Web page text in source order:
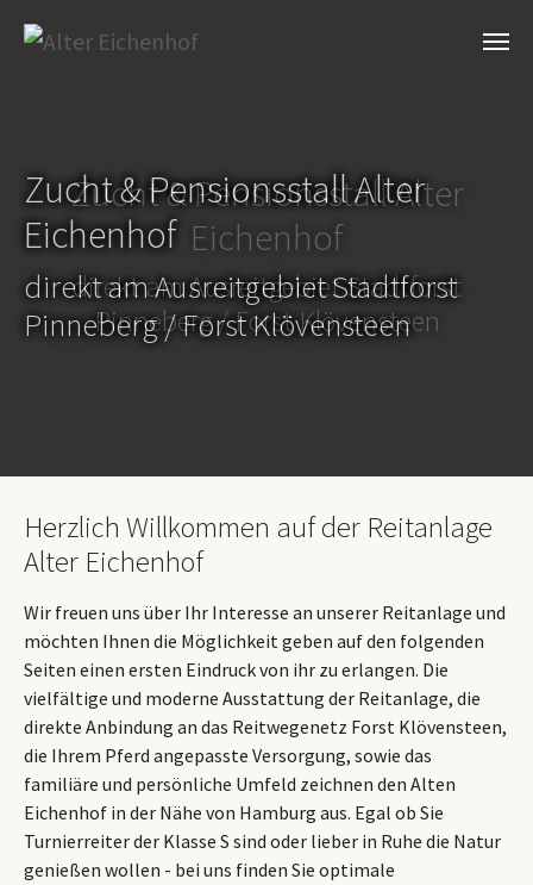
Zucht & Pensionsstall Alter
Eichenhof
direkt am Ausreitgebiet Stadtforst
Pinneberg / Forst Klövensteen
Herzlich Willkommen auf der Reitanlage
Alter Eichenhof
Wir freuen uns über Ihr Interesse an unserer Reitanlage und
möchten Ihnen die Möglichkeit geben auf den folgenden
Seiten einen ersten Eindruck von ihr zu erlangen. Die
vielfältige und moderne Ausstattung der Reitanlage, die
direkte Anbindung an das Reitwegenetz Forst Klövensteen,
die Ihrem Pferd angepasste Versorgung, sowie das
familiäre und persönliche Umfeld zeichnen den Alten
Eichenhof in der Nähe von Hamburg aus. Egal ob Sie
Turnierreiter der Klasse S sind oder lieber in Ruhe die Natur
genießen wollen - bei uns finden Sie optimale